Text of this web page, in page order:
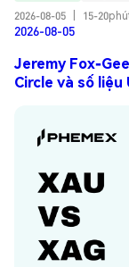
2026-08-05
15-
2026-08-05
Jeremy Fox-
Circle và số liệu